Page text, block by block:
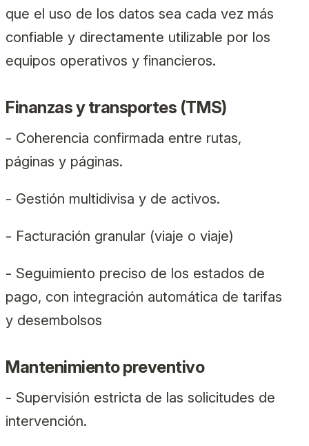
que el uso de los datos sea cada vez más
confiable y directamente utilizable por los
equipos operativos y financieros.
Finanzas y transportes (TMS)
- Coherencia confirmada entre rutas,
páginas y páginas.
- Gestión multidivisa y de activos.
- Facturación granular (viaje o viaje)
- Seguimiento preciso de los estados de
pago, con integración automática de tarifas
y desembolsos
Mantenimiento preventivo
- Supervisión estricta de las solicitudes de
intervención.